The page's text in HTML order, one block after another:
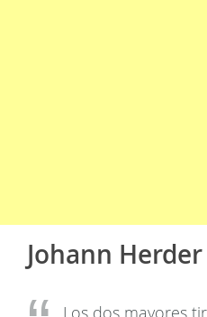
Johann Herder
Los dos mayores